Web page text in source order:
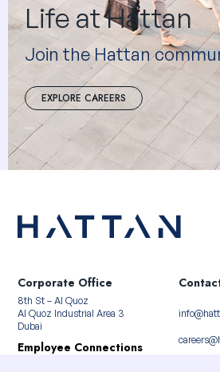
Life at Hattan
Join the Hattan
EXPLORE CAREERS
Corporate Office
8th St – Al Quoz
Al Quoz Industrial Area 3
Dubai
Employee Connections